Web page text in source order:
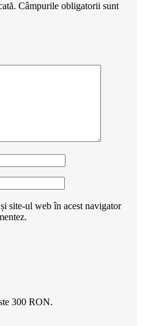
Câmpurile obligatorii sunt
site-ul web în acest navigator
300 RON.